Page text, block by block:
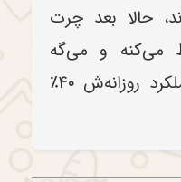
حالا بعد چرت
می‌کنه و می‌گه
“خواب جادوی مغزه!” – عملکرد روزانه‌ش ۴۰٪